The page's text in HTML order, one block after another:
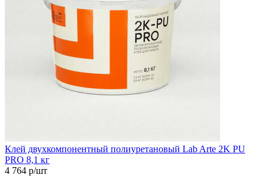
Клей двухкомпонентный полиуретановый Lab Arte 2K PU
PRO 8,1 кг
4 764 р/шт